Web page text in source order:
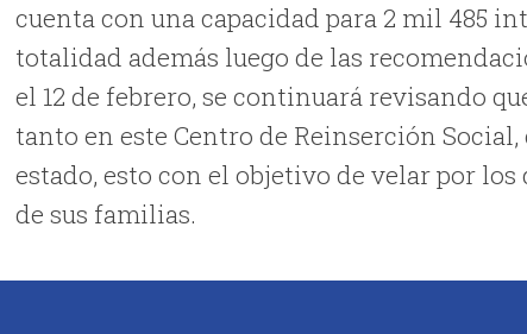
cuenta con una capacidad para 2 mil 485
totalidad además luego de las
el 12 de febrero, se continuará revisando
tanto en este Centro de Reinserción
estado, esto con el objetivo de velar por
de sus familias.